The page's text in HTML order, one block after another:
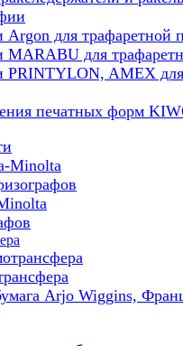
Argon для трафаретной
MARABU для
PRINTYLON, AMEX
печатных форм
Minolta
Arjo Wiggins,